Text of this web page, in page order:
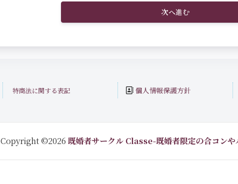
次へ進む
特商法に関する表記 個人情報保護方針
Copyright ©2026 既婚者サークル Classe-既婚者限定の合コンや